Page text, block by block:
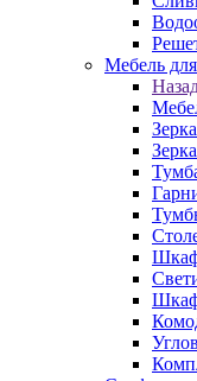
Мебель